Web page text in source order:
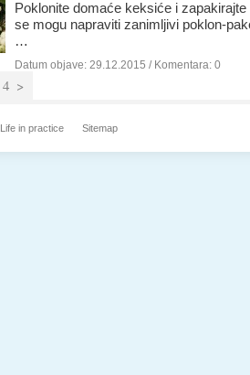
Poklonite domaće keksiće i
se mogu napraviti zanimljivi poklon-
…
Datum objave: 29.12.2015 / Komentara: 0
4 >
Life in practice Sitemap